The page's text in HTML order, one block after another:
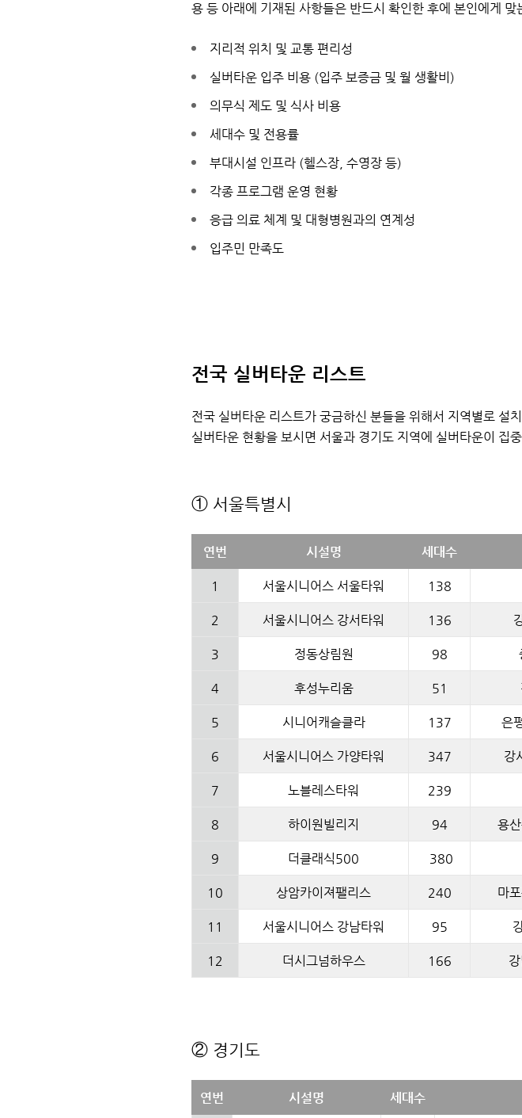
용 등 아래에 기재된 사항들은 반드시 확인한 후에 본인에게
지리적 위치 및 교통 편리성
실버타운 입주 비용 (입주 보증금 및 월 생활비)
의무식 제도 및 식사 비용
세대수 및 전용률
부대시설 인프라 (헬스장, 수영장 등)
각종 프로그램 운영 현황
응급 의료 체계 및 대형병원과의 연계성
입주민 만족도
전국 실버타운 리스트
전국 실버타운 리스트가 궁금하신 분들을 위해서 지역별로 설
실버타운 현황을 보시면 서울과 경기도 지역에 실버타운이 집
① 서울특별시
연번 시설명 세대수
1 서울시니어스 서울타워 138
2 서울시니어스 강서타워 136
3 정동상림원 98
4 후성누리움 51
5 시니어캐슬클라 137 은
6 서울시니어스 가양타워 347 강
7 노블레스타워 239
8 하이원빌리지 94 용
9 더클래식500 380
10 상암카이져팰리스 240 마
11 서울시니어스 강남타워 95
12 더시그넘하우스 166
② 경기도
연번 시설명 세대수